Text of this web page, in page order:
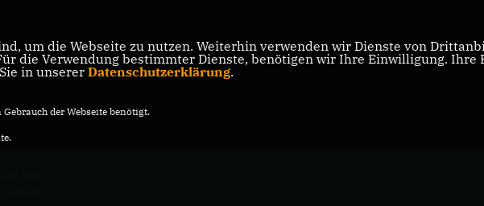
um die Webseite zu nutzen. Weiterhin verwenden wir Dienste von
die Verwendung bestimmter Dienste, benötigen wir Ihre Einwilligung. Ihre
in unserer Datenschutzerklärung.
der Webseite benötigt.